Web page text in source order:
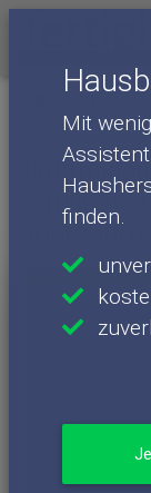
Mit
finden.
Ghersburg
Ghersburg